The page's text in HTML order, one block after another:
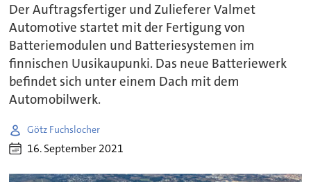
Der Auftragsfertiger und Zulieferer Valmet
Automotive startet mit der Fertigung von
Batteriemodulen und Batteriesystemen im
finnischen Uusikaupunki. Das neue Batteriewerk
befindet sich unter einem Dach mit dem
Automobilwerk.
Götz Fuchslocher
16. September 2021